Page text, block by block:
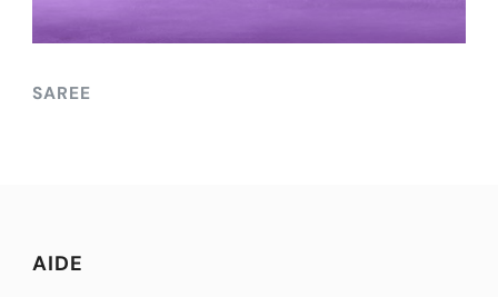
SAREE
AIDE